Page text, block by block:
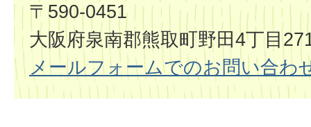
〒590-0451
大阪府泉南郡熊取町野田4丁目
メールフォームでのお問い合わ